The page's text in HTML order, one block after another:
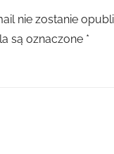
nie zostanie
są oznaczone *